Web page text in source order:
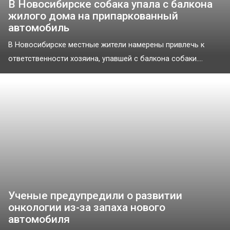
В Новосибирске собака упала с балкона
жилого дома на припаркованный
автомобиль
В Новосибирске местные жители намерены привлечь к
ответственности хозяина, упавшей с балкона собаки....
Ученые предупредили о развитии
онкологии из-за запаха нового
автомобиля